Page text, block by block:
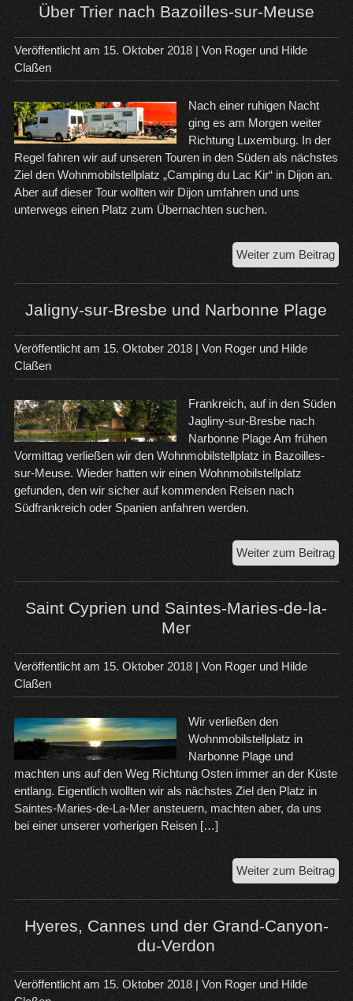
am
Über Trier nach Bazoilles-sur-Meuse
Veröffentlicht am 15. Oktober 2018| Von Roger und Hilde
Claßen
Nach einer ruhigen Nacht
ging es am Morgen weiter
Richtung Luxemburg. In der
Regel fahren wir auf unseren Touren in den Süden als nächstes
Ziel den Wohnmobilstellplatz „Camping du Lac Kir“ in Dijon an.
Aber auf dieser Tour wollten wir Dijon umfahren und uns
unterwegs einen Platz zum Übernachten suchen.
Weiter zum Beitrag
Jaligny-sur-Bresbe und Narbonne Plage
Veröffentlicht am 15. Oktober 2018| Von Roger und Hilde
Claßen
Frankreich, auf in den Süden
Jagliny-sur-Bresbe nach
Narbonne Plage Am frühen
Vormittag verließen wir den Wohnmobilstellplatz in Bazoilles-
sur-Meuse. Wieder hatten wir einen Wohnmobilstellplatz
gefunden, den wir sicher auf kommenden Reisen nach
Südfrankreich oder Spanien anfahren werden.
Weiter zum Beitrag
Saint Cyprien und Saintes-Maries-de-la-
Mer
Veröffentlicht am 15. Oktober 2018| Von Roger und Hilde
Claßen
Wir verließen den
Wohnmobilstellplatz in
Narbonne Plage und
machten uns auf den Weg Richtung Osten immer an der Küste
entlang. Eigentlich wollten wir als nächstes Ziel den Platz in
Saintes-Maries-de-La-Mer ansteuern, machten aber, da uns
bei einer unserer vorherigen Reisen […]
Weiter zum Beitrag
und
de-
la-
Hyeres, Cannes und der Grand-Canyon-
du-Verdon
Veröffentlicht am 15. Oktober 2018| Von Roger und Hilde